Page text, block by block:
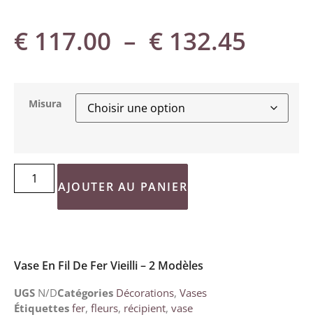
€ 117.00 – € 132.45
Misura
AJOUTER AU PANIER
Vase En Fil De Fer Vieilli – 2 Modèles
UGS N/DCatégories Décorations, Vases
Étiquettes fer, fleurs, récipient, vase